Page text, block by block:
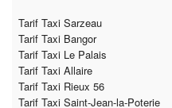
Tarif Taxi Sarzeau
Tarif Taxi Bangor
Tarif Taxi Le Palais
Tarif Taxi Allaire
Tarif Taxi Rieux 56
Tarif Taxi Saint-Jean-la-Poterie